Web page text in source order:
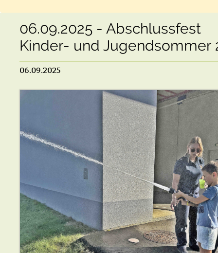
06.09.2025 - Abschlussfest
Kinder- und Jugendsommer
06.09.2025